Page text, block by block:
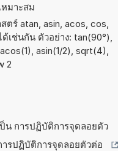
มาะสม
ร์ atan, asin, acos, cos,
เช่นกัน ตัวอย่าง: tan(90°),
asin(1/2), sqrt(4),
2
ป็น การปฏิบัติการจุดลอยตัว
รปฏิบัติการจุดลอยตัวต่อ